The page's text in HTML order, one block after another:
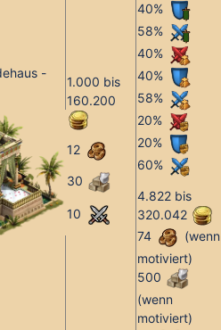
-
1.000 bis
160.200
12
30
10
40%
58%
40%
40%
58%
20%
20%
60%
4.822 bis
320.042
74
(wenn
motiviert)
500
(wenn
motiviert)